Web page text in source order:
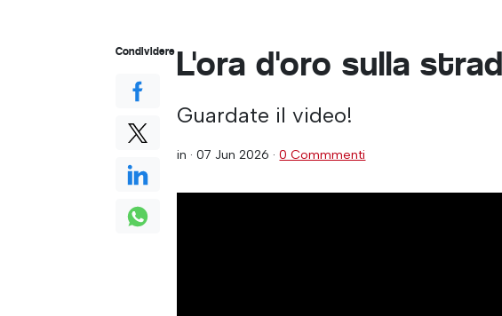
L'ora d'oro sulla
Guardate il video!
in ·07 Jun 2026 ·0 Commmenti
Condividere